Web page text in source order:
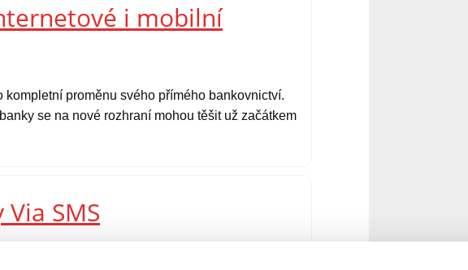
i mobilní
proměnu svého přímého bankovnictví.
se na nové rozhraní mohou těšit už začátkem
SMS